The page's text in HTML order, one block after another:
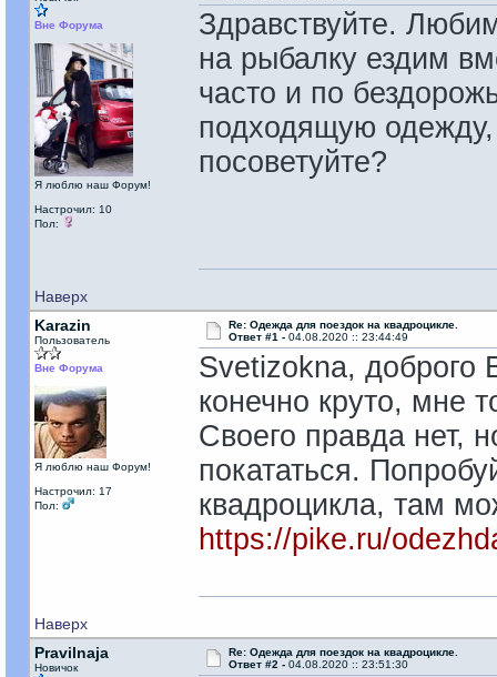
Вне Форума
Я люблю наш Форум!
Настрочил: 10
Пол:
Здравствуйте.
на рыбалку ездим
часто и по
подходящую
посоветуйте?
Наверх
Karazin
Пользователь
Вне Форума
Я люблю наш Форум!
Настрочил: 17
Пол:
Re: Одежда для поездок на квадроцикле.
Ответ #1 - 04.08.2020 :: 23:44:49
Svetizokna, доброго
конечно круто, мне
Своего правда нет,
покататься.
квадроцикла, там
https://pike.ru/
Наверх
Pravilnaja
Новичок
Re: Одежда для поездок на квадроцикле.
Ответ #2 - 04.08.2020 :: 23:51:30